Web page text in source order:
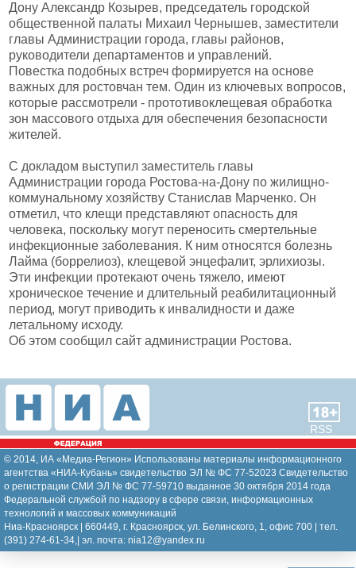
Дону Александр Козырев, председатель городской
общественной палаты Михаил Чернышев, заместители
главы Администрации города, главы районов,
руководители департаментов и управлений.
Повестка подобных встреч формируется на основе
важных для ростовчан тем. Один из ключевых вопросов,
которые рассмотрели - прототивоклещевая обработка
зон массового отдыха для обеспечения безопасности
жителей.
С докладом выступил заместитель главы
Администрации города Ростова-на-Дону по жилищно-
коммунальному хозяйству Станислав Марченко. Он
отметил, что клещи представляют опасность для
человека, поскольку могут переносить смертельные
инфекционные заболевания. К ним относятся болезнь
Лайма (боррелиоз), клещевой энцефалит, эрлихиозы.
Эти инфекции протекают очень тяжело, имеют
хроническое течение и длительный реабилитационный
период, могут приводить к инвалидности и даже
летальному исходу.
Об этом сообщил сайт администрации Ростова.
RSS
© 2014, ИА «Медиа-Регион» Использованы материалы информационного
агентства «НИА-Кубань» свидетельство ЭЛ № ФС 77-52023 Свидетельство
о регистрации СМИ ЭЛ № ФС 77-59710 выданное 30 октября 2014 года
Федеральной службой по надзору в сфере связи, информационных
технологий и массовых коммуникаций
Ниа-Красноярск | 660449, г. Красноярск, ул. Белинского, 1, офис 700 | тел.
(391) 274-61-34,| эл. почта: nia12@yandex.ru